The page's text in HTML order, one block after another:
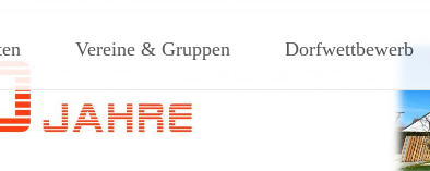
des südlichen
Vereine & Gruppen Dorfwettbewerb